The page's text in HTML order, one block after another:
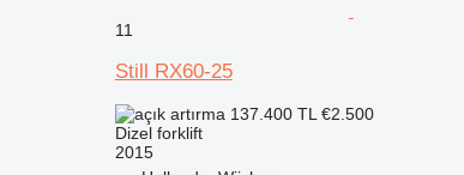
11
Still RX60-25
137.400 TL €2.500
Dizel forklift
2015